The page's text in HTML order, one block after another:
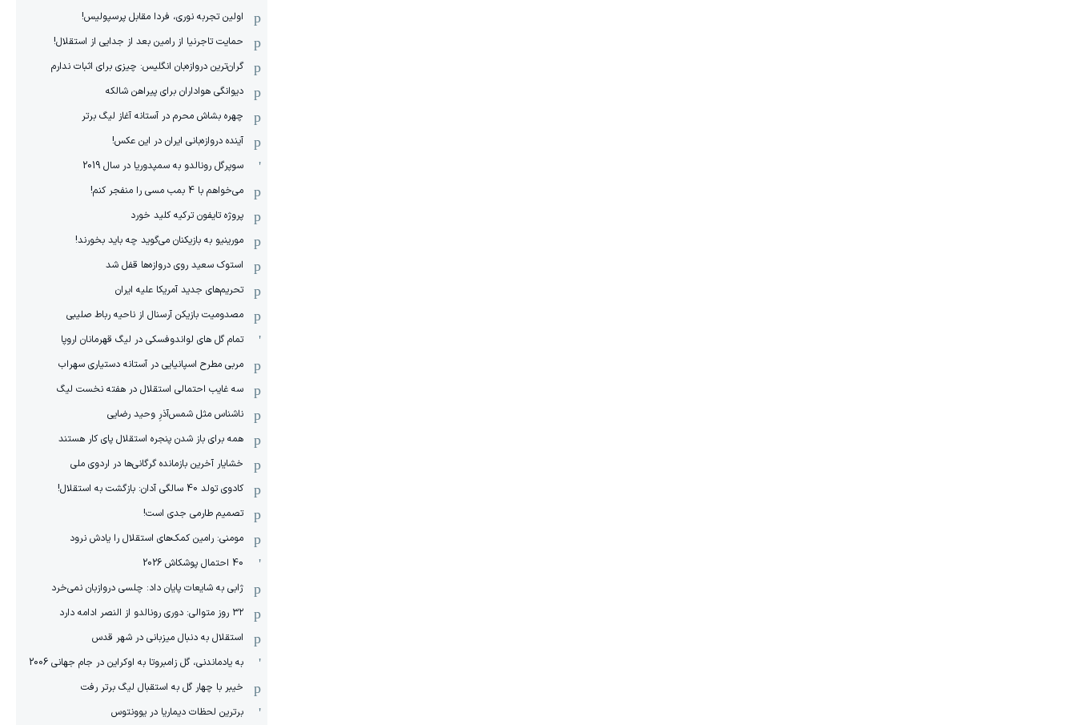
اولین تجربه نوری، فردا مقابل پرسپولیس!
حمایت تاجرنیا از رامین بعد از جدایی از استقلال!
گران‌ترین دروازه‌بان انگلیس: چیزی برای اثبات ندارم
دیوانگی هواداران برای پیراهن شالکه
چهره بشاش محرم در آستانه آغاز لیگ برتر
آینده دروازه‌بانی ایران در این عکس!
سوپرگل رونالدو به سمپدوریا در سال 2019
می‌خواهم با 4 بمب مسی را منفجر کنم!
پروژه تایفون ترکیه کلید خورد
مورینیو به بازیکنان می‌گوید چه باید بخورند!
استوک سعید روی دروازه‌ها قفل شد
تحریم‌های جدید آمریکا علیه ایران
مصدومیت بازیکن آرسنال از ناحیه رباط صلیبی
تمام گل های لواندوفسکی در لیگ قهرمانان اروپا
مربی مطرح اسپانیایی در آستانه دستیاری سهراب
سه غایب احتمالی استقلال در هفته نخست لیگ
ناشناس مثل شمس‌آذرِ وحید رضایی
همه برای باز شدن پنجره استقلال پای کار هستند
خشایار آخرین بازمانده گرگانی‌ها در اردوی ملی
کادوی تولد 40 سالگی آدان: بازگشت به استقلال!
تصمیم طارمی جدی است!
مومنی: رامین کمک‌های استقلال را یادش نرود
40 احتمال پوشکاش 2026
ژابی به شایعات پایان داد: چلسی دروازبان نمی‌خرد
۳۲ روز متوالی: دوری رونالدو از النصر ادامه دارد
استقلال به دنبال میزبانی در شهر قدس
به یادماندنی، گل زامبروتا به اوکراین در جام جهانی 2006
خیبر با چهار گل به استقبال لیگ برتر رفت
برترین لحظات دیماریا در یوونتوس